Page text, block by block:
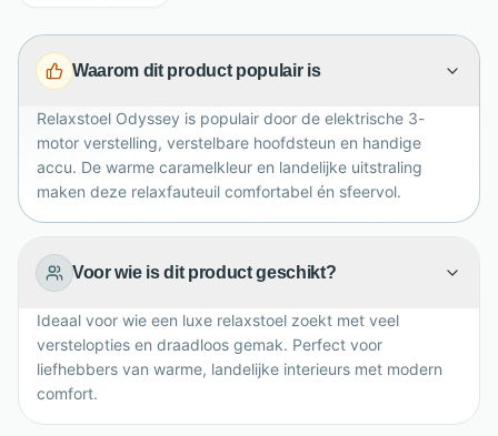
zichtbare stroomkabel. Polyether vulling en
nosagvering geven een zachte, comfortabele zit. De
modern accent. Met 80 cm hoogte, 71 cm breedte en
114 cm diepte past Odyssey ook in compactere
woonruimtes.
Waarom dit product populair is
Relaxstoel Odyssey is populair door de elektrische 3-
motor verstelling, verstelbare hoofdsteun en handige
accu. De warme caramelkleur en landelijke uitstraling
maken deze relaxfauteuil comfortabel én sfeervol.
Voor wie is dit product geschikt?
Ideaal voor wie een luxe relaxstoel zoekt met veel
verstelopties en draadloos gemak. Perfect voor
liefhebbers van warme, landelijke interieurs met modern
comfort.